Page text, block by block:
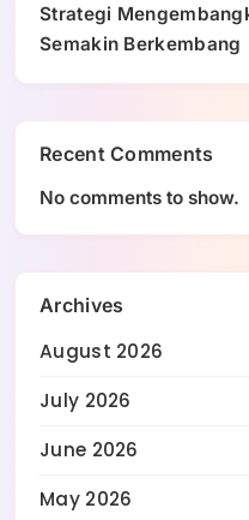
Strategi
Semakin Berkembang
Recent Comments
No comments to show.
Archives
August 2026
July 2026
June 2026
May 2026